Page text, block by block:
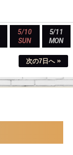
5/10
SUN
5/11
MON
次の7日へ »